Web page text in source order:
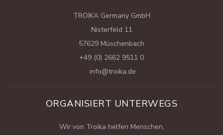
TROIKA Germany GmbH
Nisterfeld 11
57629 Müschenbach
+49 (0) 2662 9511 0
info@troika.de
ORGANISIERT UNTERWEGS
Wir von Troika helfen Menschen,